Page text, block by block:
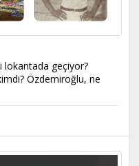
lokantada geçiyor?
Özdemiroğlu, ne